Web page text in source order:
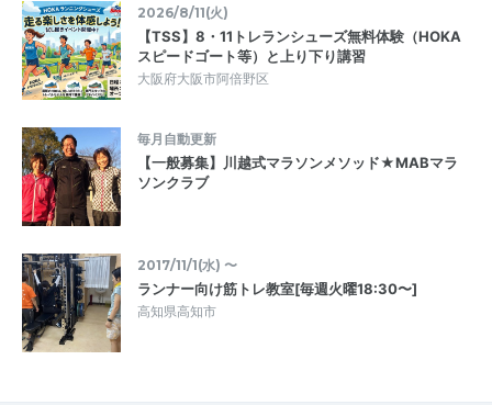
2026/8/11(火)
【TSS】8・11トレランシューズ無料体験（HOKA
スピードゴート等）と上り下り講習
大阪府大阪市阿倍野区
毎月自動更新
【一般募集】川越式マラソンメソッド★MABマラ
ソンクラブ
2017/11/1(水) 〜
ランナー向け筋トレ教室[毎週火曜18:30〜]
高知県高知市